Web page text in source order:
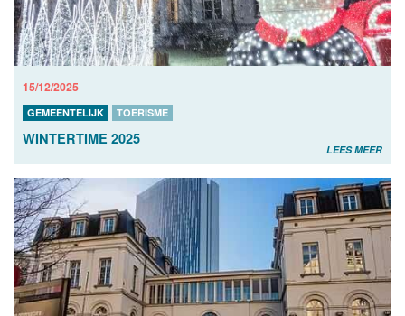
15/12/2025
GEMEENTELIJK TOERISME
WINTERTIME 2025
LEES MEER